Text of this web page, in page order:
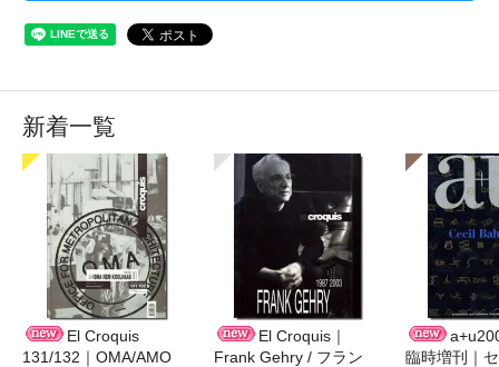
新着一覧
El Croquis
131/132｜OMA/AMO
El Croquis｜
Frank Gehry / フラン
臨時増刊｜